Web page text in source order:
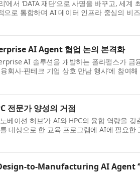
에서 ‘DATA 재단’으로 사명을 바꾸고, 세
으로 통합하며 AI 데이터 인프라 중심의 비
AI Agent 협업 논의 본격화
AI 솔루션을 개발하는 폴라펄스가 금
회사-핀테크 기업 상호 만남 행사’에 참여
전문가 양성의 거점
베이션 허브’가 AI와 HPC의 융합 역량을
대상으로 한 교육 프로그램에 AI에 필요한
to-Manufacturing AI Agent